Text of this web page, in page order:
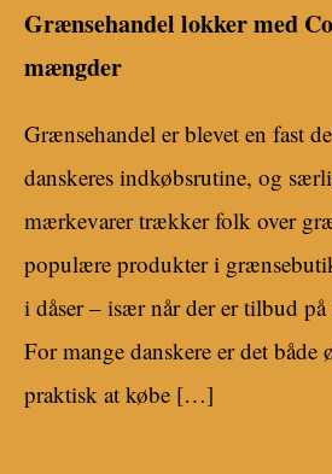
Grænsehandel lokker med
mængder
Grænsehandel er blevet en fast
danskeres indkøbsrutine, og
mærkevarer trækker folk over
populære produkter i
i dåser – især når der er tilbud
For mange danskere er det både
praktisk at købe […]